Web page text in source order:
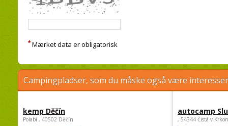
* Mærket data er obligatorisk
Campingpladser, som du måske også være
kemp Děčín
Polabí , 40502 Děčín
autocamp
, 54344 Čistá v